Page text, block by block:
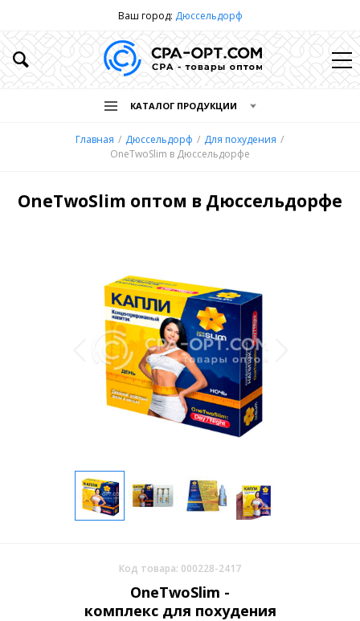
Ваш город: Дюссельдорф
КАТАЛОГ ПРОДУКЦИИ
Главная Дюссельдорф
Для похудения
OneTwoSlim в Дюссельдорфе
OneTwoSlim оптом в Дюссельдорфе
Код товара: 000228-2417
OneTwoSlim -
комплекс для похудения